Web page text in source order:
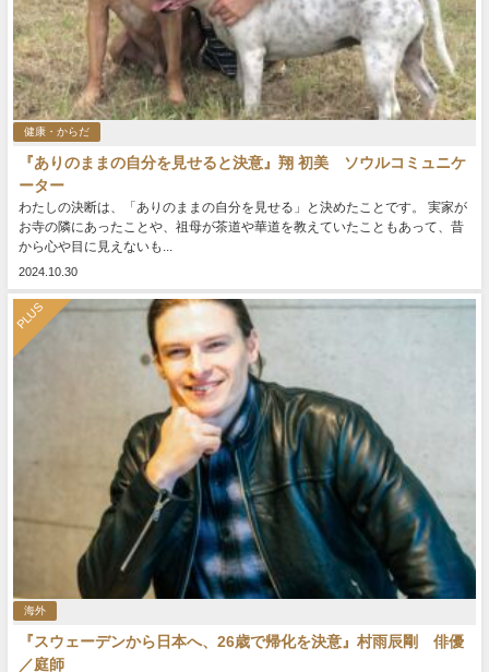
健康・からだ
『ありのままの自分を見せると決意』翔 初美 ソウルコミュニケ
ーター
わたしの決断は、「ありのままの自分を見せる」と決めたことです。 実家が
お寺の隣にあったことや、祖母が茶道や華道を教えていたこともあって、昔
から心や目に見えないも...
2024.10.30
PLUS
海外
『スウェーデンから日本へ、26歳で帰化を決意』村雨辰剛 俳優
／庭師